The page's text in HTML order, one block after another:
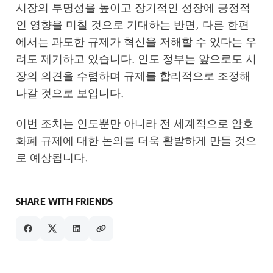
시장의 투명성을 높이고 장기적인 성장에 긍정적
인 영향을 미칠 것으로 기대하는 반면, 다른 한편
에서는 과도한 규제가 혁신을 저해할 수 있다는 우
려도 제기하고 있습니다. 인도 정부는 앞으로도 시
장의 의견을 수렴하며 규제를 합리적으로 조정해
나갈 것으로 보입니다.
이번 조치는 인도뿐만 아니라 전 세계적으로 암호
화폐 규제에 대한 논의를 더욱 활발하게 만들 것으
로 예상됩니다.
SHARE WITH FRIENDS